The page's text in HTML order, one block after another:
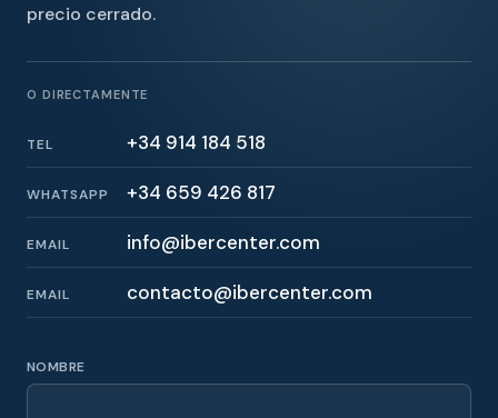
precio cerrado.
O DIRECTAMENTE
TEL +34 914 184 518
WHATSAPP +34 659 426 817
EMAIL info@ibercenter.com
EMAIL contacto@ibercenter.com
NOMBRE